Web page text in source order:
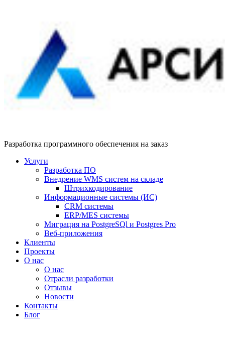
Разработка программного обеспечения на заказ
Услуги
Разработка ПО
Внедрение WMS систем на складе
Штрихкодирование
Информационные системы (ИС)
CRM системы
ERP/MES системы
Миграция на PostgreSQl и Postgres Pro
Веб-приложения
Клиенты
Проекты
О нас
О нас
Отрасли разработки
Отзывы
Новости
Контакты
Блог